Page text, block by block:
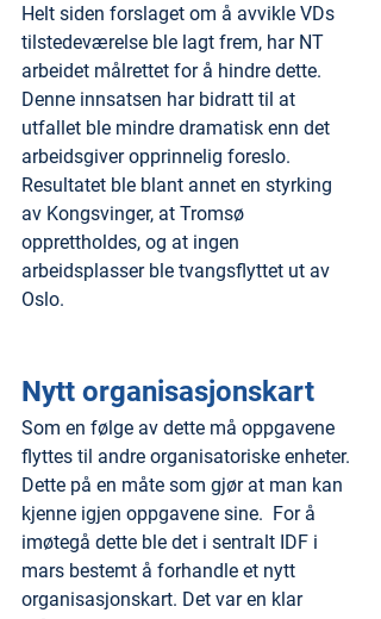
Helt siden forslaget om å avvikle VDs
tilstedeværelse ble lagt frem, har NT
arbeidet målrettet for å hindre dette.
Denne innsatsen har bidratt til at
utfallet ble mindre dramatisk enn det
arbeidsgiver opprinnelig foreslo.
Resultatet ble blant annet en styrking
av Kongsvinger, at Tromsø
opprettholdes, og at ingen
arbeidsplasser ble tvangsflyttet ut av
Oslo.
Nytt organisasjonskart
Som en følge av dette må oppgavene
flyttes til andre organisatoriske enheter.
Dette på en måte som gjør at man kan
kjenne igjen oppgavene sine.  For å
imøtegå dette ble det i sentralt IDF i
mars bestemt å forhandle et nytt
organisasjonskart. Det var en klar